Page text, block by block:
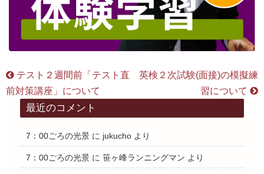
テスト２週間前「テスト直
前対策講座」について
英検２次試験(面接)の模擬練
習について
最近のコメント
7：00ごろの光景に jukuchoより
7：00ごろの光景に 笹ヶ峰ランニングマン より